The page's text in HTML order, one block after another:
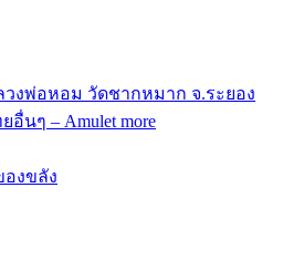
วงพ่อหอม วัดชากหมาก จ.ระยอง
อื่นๆ – Amulet more
องขลัง